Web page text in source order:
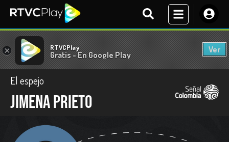
× RTVCPlay
Gratis - En Google Play
Ver
El espejo
Jimena Prieto